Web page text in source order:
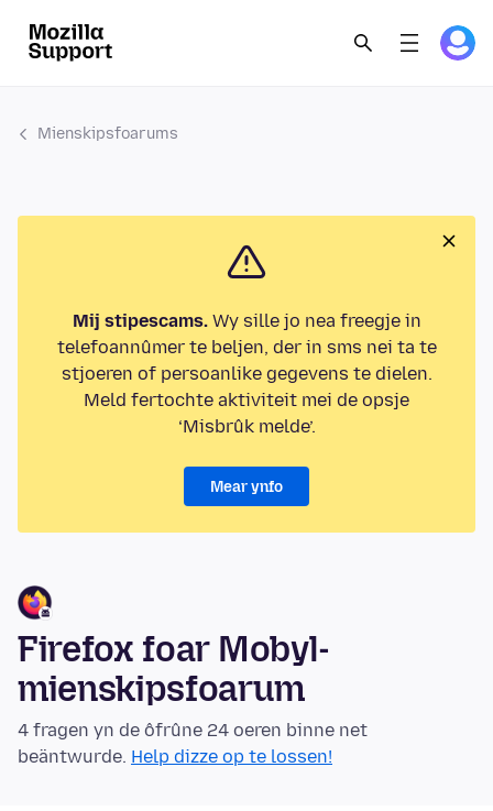
Mienskipsfoarums
Mij stipescams.Wy sille jo nea freegje in
telefoannûmer te beljen, der in sms nei ta te
stjoeren of persoanlike gegevens te dielen.
Meld fertochte aktiviteit mei de opsje
‘Misbrûk melde’.
Mear ynfo
Firefox foar Mobyl-
mienskipsfoarum
4 fragen yn de ôfrûne 24 oeren binne net
beäntwurde. Help dizze op te lossen!